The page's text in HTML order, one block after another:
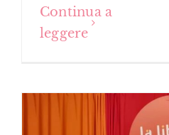
Continua a
leggere